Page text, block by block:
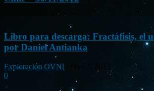
Libro para descarga: Fractáfisis, el
por Daniel Antianka
Exploración OVNI
0